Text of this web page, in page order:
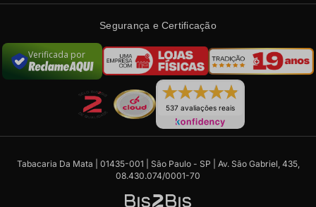
Segurança e Certificação
Verificada por
537 avaliações reais
Tabacaria Da Mata | 01435-001 | São Paulo - SP | Av. São Gabriel, 435,
08.430.074/0001-70